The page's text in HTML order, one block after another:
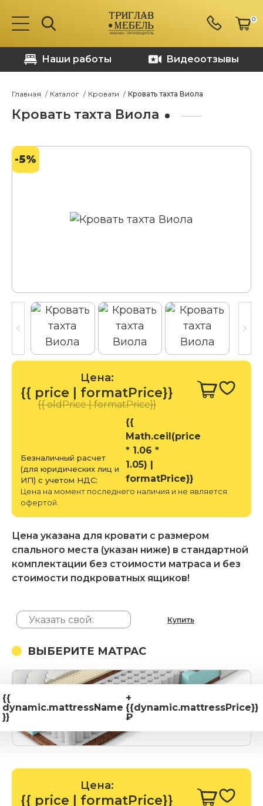
0
Наши работы Видеоотзывы
Главная Каталог Кровати Кровать тахта Виола
Кровать тахта Виола
-5%
Цена:
{{ price | formatPrice}}
{{ oldPrice | formatPrice}}
Безналичный расчет
(для юридических лиц и
ИП) с учетом НДС:
{{
Math.ceil(price
* 1.06 *
1.05) |
formatPrice}}
Цена на момент последнего наличия и не является
офертой.
Цена указана для кровати с размером
спального места (указан ниже) в стандартной
комплектации без стоимости матраса и без
стоимости подкроватных ящиков!
Купить
ВЫБЕРИТЕ МАТРАС
{{
dynamic.mattressName
}}
+
{{dynamic.mattressPrice}}
₽
Цена:
{{ price | formatPrice}}